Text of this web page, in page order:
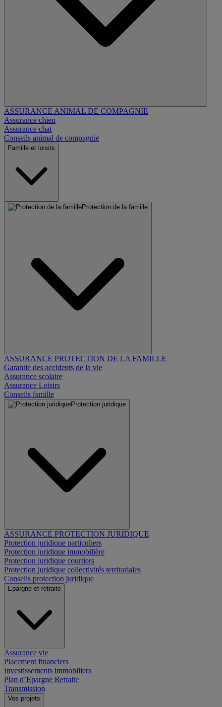
ASSURANCE ANIMAL DE COMPAGNIE
Assurance chien
Assurance chat
Conseils animal de compagnie
Famille et loisirs
Protection de la famille
ASSURANCE PROTECTION DE LA FAMILLE
Garantie des accidents de la vie
Assurance scolaire
Assurance Loisirs
Conseils famille
Protection juridique
ASSURANCE PROTECTION JURIDIQUE
Protection juridique particuliers
Protection juridique immobilière
Protection juridique courtiers
Protection juridique collectivités territoriales
Conseils protection juridique
Epargne et retraite
Assurance vie
Placement financiers
Investissements immobiliers
Plan d’Epargne Retraite
Transmission
Vos projets